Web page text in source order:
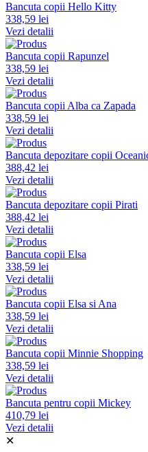
Bancuta copii Hello Kitty
338,59 lei
Vezi detalii
Bancuta copii Rapunzel
338,59 lei
Vezi detalii
Bancuta copii Alba ca Zapada
338,59 lei
Vezi detalii
Bancuta depozitare copii
388,42 lei
Vezi detalii
Bancuta depozitare copii Pirati
388,42 lei
Vezi detalii
Bancuta copii Elsa
338,59 lei
Vezi detalii
Bancuta copii Elsa si Ana
338,59 lei
Vezi detalii
Bancuta copii Minnie Shopping
338,59 lei
Vezi detalii
Bancuta pentru copii Mickey
410,79 lei
Vezi detalii
✕